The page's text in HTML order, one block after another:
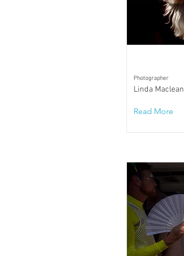
Photographer
Linda Maclean
Read More